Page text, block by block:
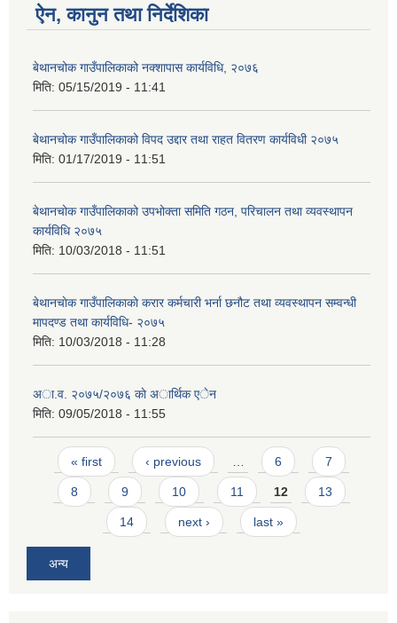
ऐन, कानुन तथा निर्देशिका
बेथानचोक गाउँपालिकाको नक्शापास कार्यविधि, २०७६
मिति: 05/15/2019 - 11:41
बेथानचोक गाउँपालिकाको विपद उद्दार तथा राहत वितरण कार्यविधी २०७५
मिति: 01/17/2019 - 11:51
बेथानचोक गाउँपालिकाको उपभोक्ता समिति गठन, परिचालन तथा व्यवस्थापन
कार्यविधि २०७५
मिति: 10/03/2018 - 11:51
बेथानचाेक गाउँपालिकाकाे करार कर्मचारी भर्ना छनौट तथा व्यवस्थापन सम्वन्धी
मापदण्ड तथा कार्यविधि- २०७५
मिति: 10/03/2018 - 11:28
अा.व. २०७५/२०७६ काे अार्थिक एेन
मिति: 09/05/2018 - 11:55
Pages
« first ‹ previous … 6 7
8 9 10 11 12 13
14 next › last »
अन्य